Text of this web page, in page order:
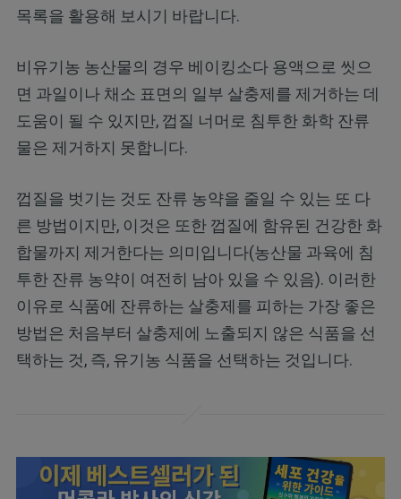
목록을 활용해 보시기 바랍니다.
비유기농 농산물의 경우 베이킹소다 용액으로 씻으
면 과일이나 채소 표면의 일부 살충제를 제거하는 데
도움이 될 수 있지만, 껍질 너머로 침투한 화학 잔류
물은 제거하지 못합니다.
껍질을 벗기는 것도 잔류 농약을 줄일 수 있는 또 다
른 방법이지만, 이것은 또한 껍질에 함유된 건강한 화
합물까지 제거한다는 의미입니다(농산물 과육에 침
투한 잔류 농약이 여전히 남아 있을 수 있음). 이러한
이유로 식품에 잔류하는 살충제를 피하는 가장 좋은
방법은 처음부터 살충제에 노출되지 않은 식품을 선
택하는 것, 즉, 유기농 식품을 선택하는 것입니다.